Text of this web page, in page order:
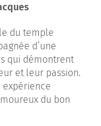
du temple
d’une
qui démontrent
et leur passion.
expérience
du bon